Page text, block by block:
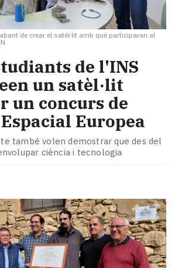
de crear el satèl·lit amb què participaran al
de l'INS
un satèl·lit
un concurs de
Europea
també volen demostrar que des del
ciència i tecnologia